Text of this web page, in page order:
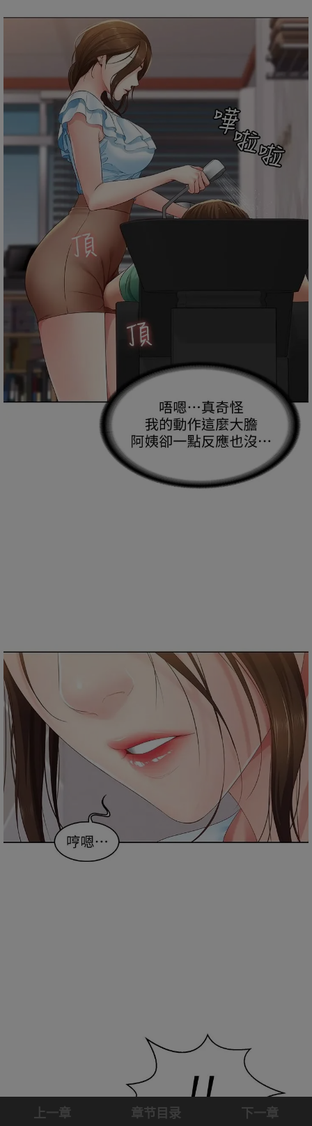
上一章 章节目录 下一章